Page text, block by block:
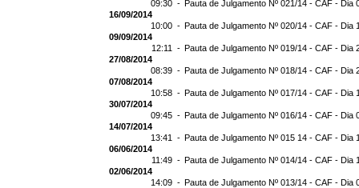
09:30 - Pauta de Julgamento Nº 021/14 - CAF - Dia
16/09/2014
10:00 - Pauta de Julgamento Nº 020/14 - CAF - Dia
09/09/2014
12:11 - Pauta de Julgamento Nº 019/14 - CAF - Dia
27/08/2014
08:39 - Pauta de Julgamento Nº 018/14 - CAF - Dia
07/08/2014
10:58 - Pauta de Julgamento Nº 017/14 - CAF - Dia
30/07/2014
09:45 - Pauta de Julgamento Nº 016/14 - CAF - Dia
14/07/2014
13:41 - Pauta de Julgamento Nº 015 14 - CAF - Dia
06/06/2014
11:49 - Pauta de Julgamento Nº 014/14 - CAF - Dia
02/06/2014
14:09 - Pauta de Julgamento Nº 013/14 - CAF - Dia